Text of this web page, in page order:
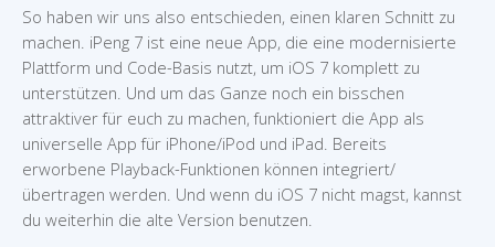
So haben wir uns also entschieden, einen klaren Schnitt zu
machen. iPeng 7 ist eine neue App, die eine modernisierte
Plattform und Code-Basis nutzt, um iOS 7 komplett zu
unterstützen. Und um das Ganze noch ein bisschen
attraktiver für euch zu machen, funktioniert die App als
universelle App für iPhone/iPod und iPad. Bereits
erworbene Playback-Funktionen können integriert/
übertragen werden. Und wenn du iOS 7 nicht magst, kannst
du weiterhin die alte Version benutzen.